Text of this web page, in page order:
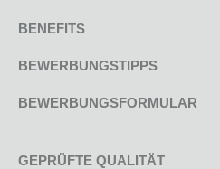
BENEFITS
BEWERBUNGSTIPPS
BEWERBUNGSFORMULAR
GEPRÜFTE QUALITÄT